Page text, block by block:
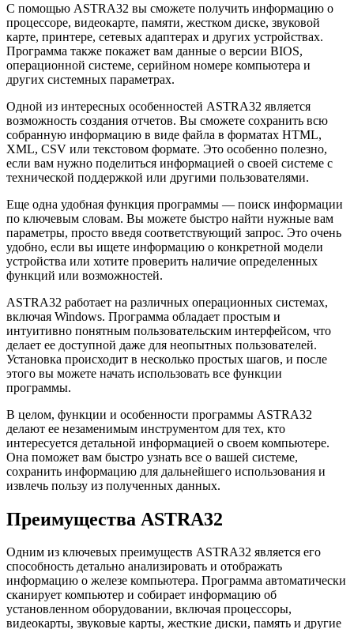
С помощью ASTRA32 вы сможете получить информацию о
процессоре, видеокарте, памяти, жестком диске, звуковой
карте, принтере, сетевых адаптерах и других устройствах.
Программа также покажет вам данные о версии BIOS,
операционной системе, серийном номере компьютера и
других системных параметрах.
Одной из интересных особенностей ASTRA32 является
возможность создания отчетов. Вы сможете сохранить всю
собранную информацию в виде файла в форматах HTML,
XML, CSV или текстовом формате. Это особенно полезно,
если вам нужно поделиться информацией о своей системе с
технической поддержкой или другими пользователями.
Еще одна удобная функция программы — поиск информации
по ключевым словам. Вы можете быстро найти нужные вам
параметры, просто введя соответствующий запрос. Это очень
удобно, если вы ищете информацию о конкретной модели
устройства или хотите проверить наличие определенных
функций или возможностей.
ASTRA32 работает на различных операционных системах,
включая Windows. Программа обладает простым и
интуитивно понятным пользовательским интерфейсом, что
делает ее доступной даже для неопытных пользователей.
Установка происходит в несколько простых шагов, и после
этого вы можете начать использовать все функции
программы.
В целом, функции и особенности программы ASTRA32
делают ее незаменимым инструментом для тех, кто
интересуется детальной информацией о своем компьютере.
Она поможет вам быстро узнать все о вашей системе,
сохранить информацию для дальнейшего использования и
извлечь пользу из полученных данных.
Преимущества ASTRA32
Одним из ключевых преимуществ ASTRA32 является его
способность детально анализировать и отображать
информацию о железе компьютера. Программа автоматически
сканирует компьютер и собирает информацию об
установленном оборудовании, включая процессоры,
видеокарты, звуковые карты, жесткие диски, память и другие